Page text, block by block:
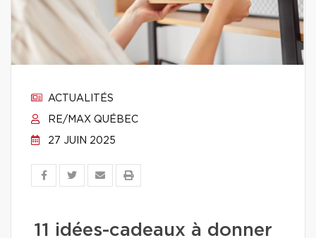
ACTUALITÉS
RE/MAX QUÉBEC
27 JUIN 2025
11 idées-cadeaux à donner